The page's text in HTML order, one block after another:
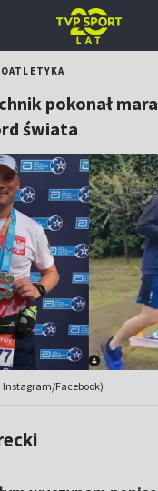
pokonał
świata
Instagram/Facebook)